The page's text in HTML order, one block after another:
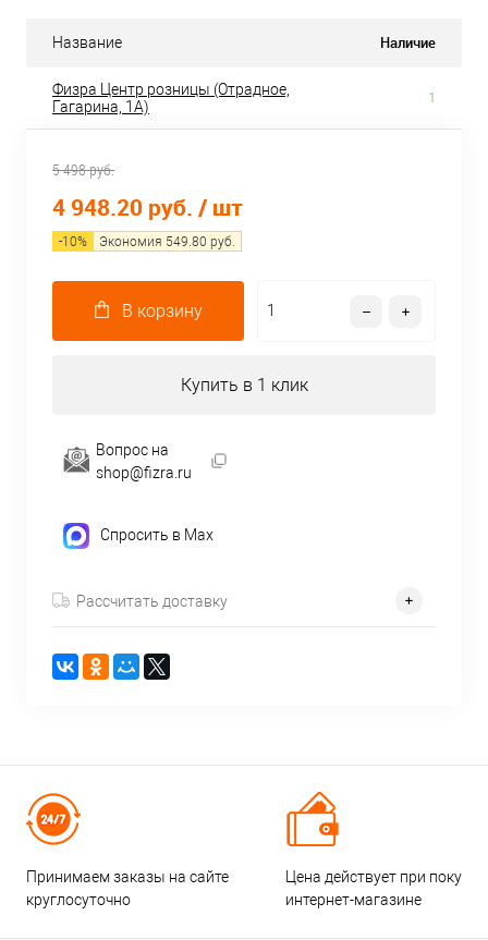
5 498 руб.
4 948.20 руб. / шт
-10% Экономия 549.80 руб.
В корзину
Купить в 1 клик
Вопрос на
shop@fizra.ru
Спросить в Max
Рассчитать доставку
Название Наличие
Физра Центр розницы (Отрадное,
Гагарина, 1А)
1
Принимаем заказы на сайте
круглосуточно
Цена действует при
интернет-магазине